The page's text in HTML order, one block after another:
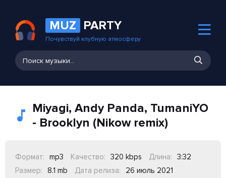
MUZ PARTY
Почувствуй клубную атмосферу
Miyagi, Andy Panda, TumaniYO
- Brooklyn (Nikow remix)
Формат: mp3 Качество: 320 kbps Длина:
3:32
Размер:
8.1 mb Дата релиза: 26 июль 2021